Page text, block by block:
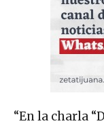
“En la charla